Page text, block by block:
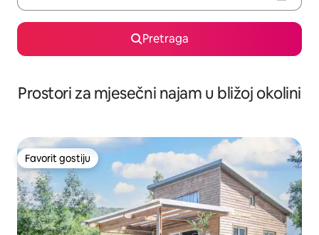
Pretraga
Prostori za mjesečni najam u bližoj okolini
Favorit gostiju
Favorit gostiju